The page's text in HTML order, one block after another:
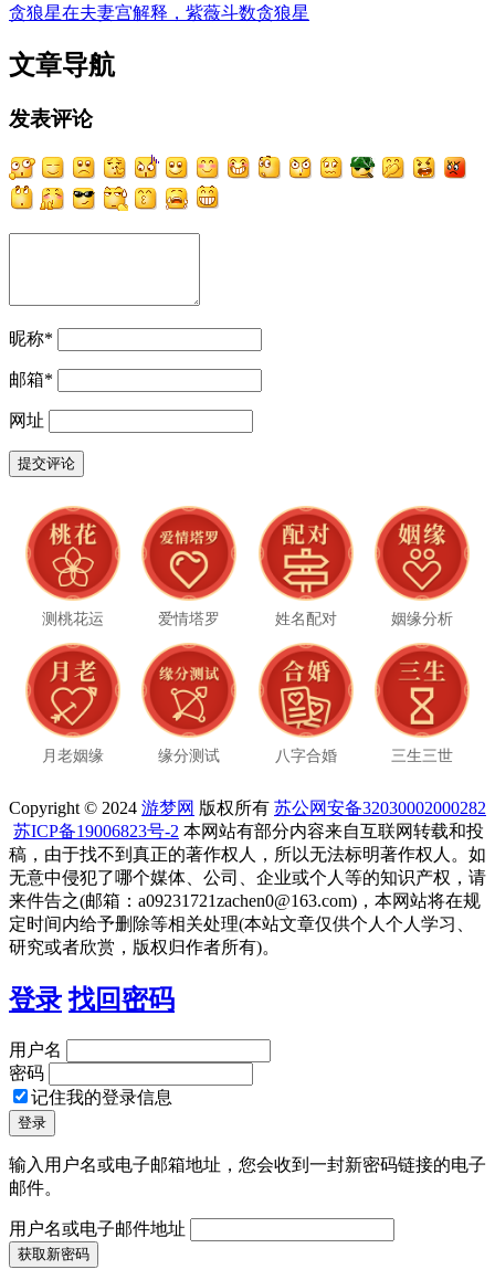
贪狼星在夫妻宫解释，紫薇斗数贪狼星
文章导航
发表评论
昵称*
邮箱*
网址
测桃花运 爱情塔罗 姓名配对 姻缘分析
月老姻缘 缘分测试 八字合婚 三生三世
Copyright © 2024 游梦网 版权所有 苏公网安备32030002000282
苏ICP备19006823号-2 本网站有部分内容来自互联网转载和投
稿，由于找不到真正的著作权人，所以无法标明著作权人。如
无意中侵犯了哪个媒体、公司、企业或个人等的知识产权，请
来件告之(邮箱：a09231721zachen0@163.com)，本网站将在规
定时间内给予删除等相关处理(本站文章仅供个人个人学习、
研究或者欣赏，版权归作者所有)。
登录 找回密码
用户名
密码
记住我的登录信息
输入用户名或电子邮箱地址，您会收到一封新密码链接的电子
邮件。
用户名或电子邮件地址